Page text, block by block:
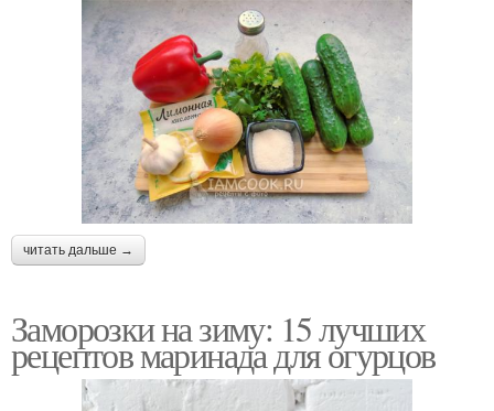
читать дальше →
Заморозки на зиму: 15 лучших
рецептов маринада для огурцов